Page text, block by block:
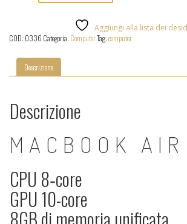
13"
quantità
Aggiungi alla lista dei
COD: 0336 Categoria: ComputerTag:computer
Descrizione
Descrizione
MACBOOK AIR
CPU 8‑core
GPU 10-core